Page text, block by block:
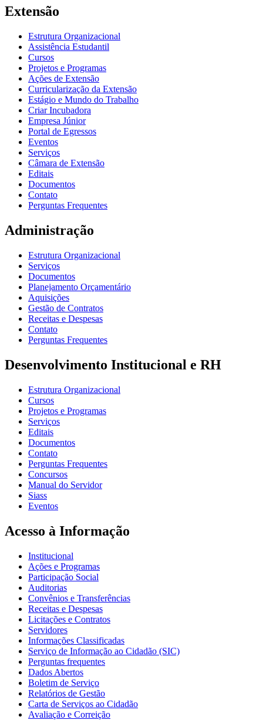
Extensão
Estrutura Organizacional
Assistência Estudantil
Cursos
Projetos e Programas
Ações de Extensão
Curricularização da Extensão
Estágio e Mundo do Trabalho
Criar Incubadora
Empresa Júnior
Portal de Egressos
Eventos
Serviços
Câmara de Extensão
Editais
Documentos
Contato
Perguntas Frequentes
Administração
Estrutura Organizacional
Serviços
Documentos
Planejamento Orçamentário
Aquisições
Gestão de Contratos
Receitas e Despesas
Contato
Perguntas Frequentes
Desenvolvimento Institucional e RH
Estrutura Organizacional
Cursos
Projetos e Programas
Serviços
Editais
Documentos
Contato
Perguntas Frequentes
Concursos
Manual do Servidor
Siass
Eventos
Acesso à Informação
Institucional
Ações e Programas
Participação Social
Auditorias
Convênios e Transferências
Receitas e Despesas
Licitações e Contratos
Servidores
Informações Classificadas
Serviço de Informação ao Cidadão (SIC)
Perguntas frequentes
Dados Abertos
Boletim de Serviço
Relatórios de Gestão
Carta de Serviços ao Cidadão
Avaliação e Correição